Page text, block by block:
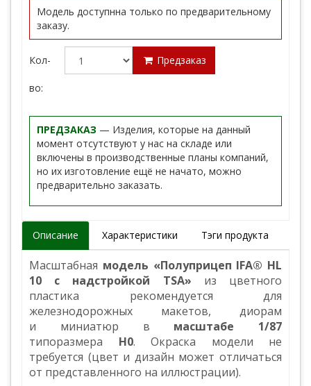
Модель доступнна только по предварительному
заказу.
Кол-
во:
Предзаказ
ПРЕДЗАКАЗ — Изделия, которые на данный
момент отсутствуют у нас на складе или
включены в производственные планы компаний,
но их изготовление ещё не начато, можно
предварительно заказать.
Описание Характеристики Тэги продукта
Масштабная модель «Полуприцеп IFA® HL
10 с надстройкой TSA» из цветного
пластика рекомендуется для
железнодорожных макетов, диорам
и миниатюр в масштабе 1/87
типоразмера H0. Окраска модели не
требуется (цвет и дизайн может отличаться
от представленного на иллюстрации).